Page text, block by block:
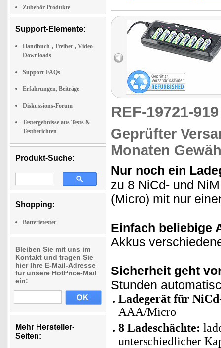
Zubehör Produkte
Support-Elemente:
Handbuch-, Treiber-, Video-
Downloads
Support-FAQs
Erfahrungen, Beiträge
Diskussions-Forum
Testergebnisse aus Tests &
Testberichten
Produkt-Suche:
Shopping:
Batterietester
Bleiben Sie mit uns im
Kontakt und tragen Sie
hier Ihre E-Mail-Adresse
für unsere HotPrice-Mail
ein:
Mehr Hersteller-
Seiten:
REF-19721-
Geprüfter
Monaten
Nur noch ein
zu 8 NiCd- und
(Micro) mit nur
Einfach beliebige
Akkus
Sicherheit geht
Stunden
Ladegerät für
AAA/Micro
8 Ladeschächte:
unterschiedlicher